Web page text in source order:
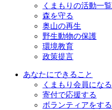
くまもりの活動一覧
森を守る
奥山の再生
野生動物の保護
環境教育
政策提言
あなたにできること
くまもり会員になる
寄付で応援する
ボランティアをする